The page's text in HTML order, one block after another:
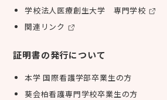
学校法人医療創生大学 専門学校
関連リンク
証明書の発行について
本学 国際看護学部卒業生の方
葵会柏看護専門学校卒業生の方